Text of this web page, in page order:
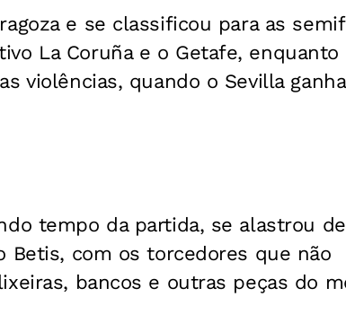
e se classificou para as
La Coruña e o Getafe, enquanto
violências, quando o Sevilla
tempo da partida, se alastrou
Betis, com os torcedores que não
bancos e outras peças do